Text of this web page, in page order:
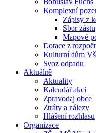
Bohuslav Fuchs
Komplexní
Zápisy z
Sbor
Mapové
Dotace z
Kulturní dům
Svoz odpadu
Aktuálně
Aktuality
Kalendář akcí
Zpravodaj obce
Ztráty a nálezy
Hlášení rozhlasu
Organizace